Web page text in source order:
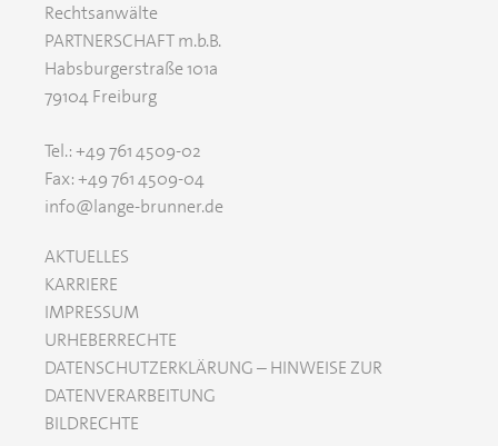
Rechtsanwälte
PARTNERSCHAFT m.b.B.
Habsburgerstraße 101a
79104 Freiburg
​​​​​​​Tel.: +49 761 4509-02
Fax: +49 761 4509-04
info@lange-brunner.de
AKTUELLES
KARRIERE
IMPRESSUM
URHEBERRECHTE
DATENSCHUTZERKLÄRUNG – HINWEISE ZUR
DATENVERARBEITUNG
BILDRECHTE